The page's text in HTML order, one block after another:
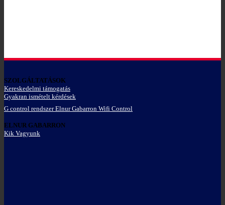
SZOLGÁLTATÁSOK
Kereskedelmi támogatás
Gyakran ismételt kérdések
G control rendszer Elnur Gabarron Wifi Control
ELNUR GABARRON
Kik Vagyunk